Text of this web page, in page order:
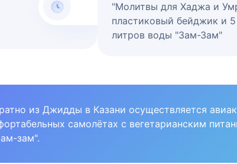
"Молитвы для Хаджа и
пластиковый бейджик и 5
литров воды "Зам-Зам"
из Джидды в Казани осуществляется
самолётах с вегетарианским
зам".